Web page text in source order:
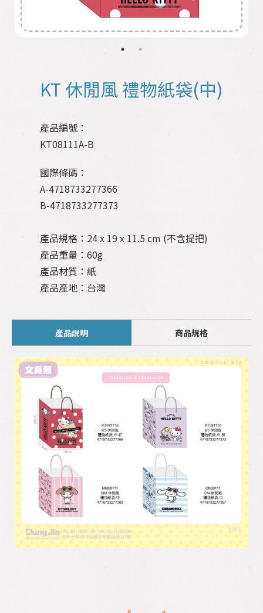
KT 休閒風 禮物紙袋(中)
產品編號：
KT08111A-B
國際條碼：
A-4718733277366
B-4718733277373
產品規格：24 x 19 x 11.5 cm (不含提把)
產品重量：60g
產品材質：紙
產品產地：台灣
產品說明 商品規格